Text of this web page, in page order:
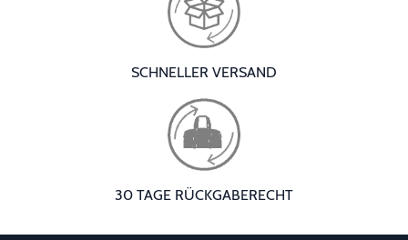
SCHNELLER VERSAND
30 TAGE RÜCKGABERECHT